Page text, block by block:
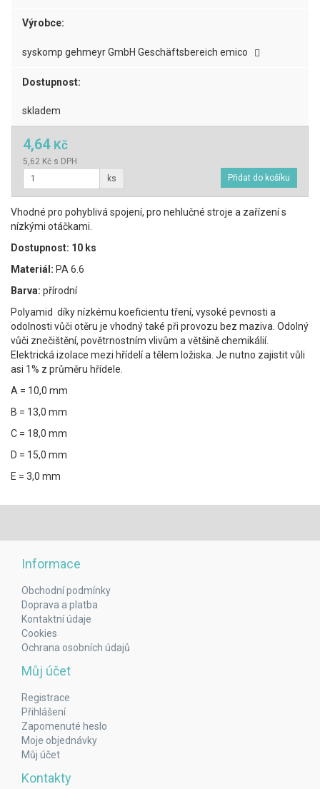
Výrobce:
syskomp gehmeyr GmbH Geschäftsbereich emico
Dostupnost:
skladem
4,64 Kč
5,62 Kč s DPH
ks
Vhodné pro pohyblivá spojení, pro nehlučné stroje a zařízení s
nízkými otáčkami.
Dostupnost: 10 ks
Materiál: PA 6.6
Barva: přírodní
Polyamid díky nízkému koeficientu tření, vysoké pevnosti a
odolnosti vůči otěru je vhodný také při provozu bez maziva. Odolný
vůči znečištění, povětrnostním vlivům a většině chemikálií.
Elektrická izolace mezi hřídelí a tělem ložiska. Je nutno zajistit vůli
asi 1% z průměru hřídele.
A = 10,0 mm
B = 13,0 mm
C = 18,0 mm
D = 15,0 mm
E = 3,0 mm
Informace
Obchodní podmínky
Doprava a platba
Kontaktní údaje
Cookies
Ochrana osobních údajů
Můj účet
Registrace
Přihlášení
Zapomenuté heslo
Moje objednávky
Můj účet
Kontakty